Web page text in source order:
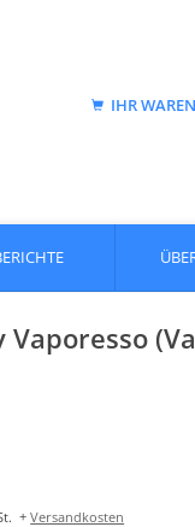
IHR
+Versandkosten